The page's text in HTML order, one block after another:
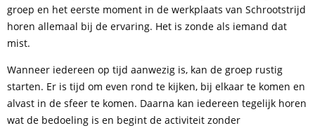
groep en het eerste moment in de werkplaats van Schrootstrijd
horen allemaal bij de ervaring. Het is zonde als iemand dat
mist.
Wanneer iedereen op tijd aanwezig is, kan de groep rustig
starten. Er is tijd om even rond te kijken, bij elkaar te komen en
alvast in de sfeer te komen. Daarna kan iedereen tegelijk horen
wat de bedoeling is en begint de activiteit zonder